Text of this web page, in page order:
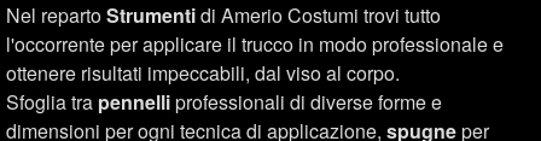
Nel repartoStrumentidi Amerio Costumi trovi tutto
l'occorrente per applicare il trucco in modo professionale e
ottenere risultati impeccabili, dal viso al corpo.
Sfoglia tra pennelliprofessionali di diverse forme e
dimensioni per ogni tecnica di applicazione, spugneper